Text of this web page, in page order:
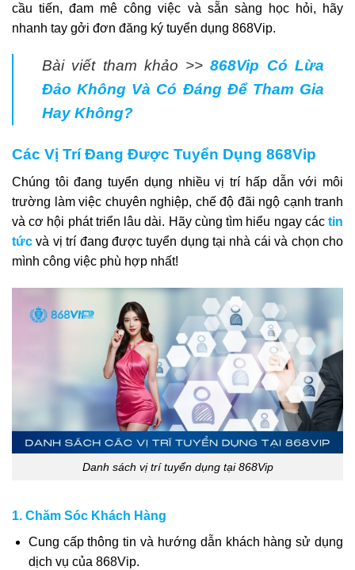
cầu tiến, đam mê công việc và sẵn sàng học hỏi, hãy
nhanh tay gởi đơn đăng ký tuyển dụng 868Vip.
Bài viết tham khảo >>868Vip Có Lừa
Đảo Không Và Có Đáng Để Tham Gia
Hay Không?
Các Vị Trí Đang Được Tuyển Dụng 868Vip
Chúng tôi đang tuyển dụng nhiều vị trí hấp dẫn với môi
trường làm việc chuyên nghiệp, chế độ đãi ngộ cạnh tranh
và cơ hội phát triển lâu dài. Hãy cùng tìm hiểu ngay các tin
tức và vị trí đang được tuyển dụng tại nhà cái và chọn cho
mình công việc phù hợp nhất!
Danh sách vị trí tuyển dụng tại 868Vip
1. Chăm Sóc Khách Hàng
Cung cấp thông tin và hướng dẫn khách hàng sử dụng
dịch vụ của 868Vip.